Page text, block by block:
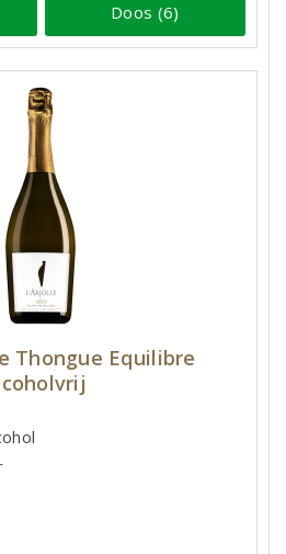
Doos (6)
Thongue Equilibre